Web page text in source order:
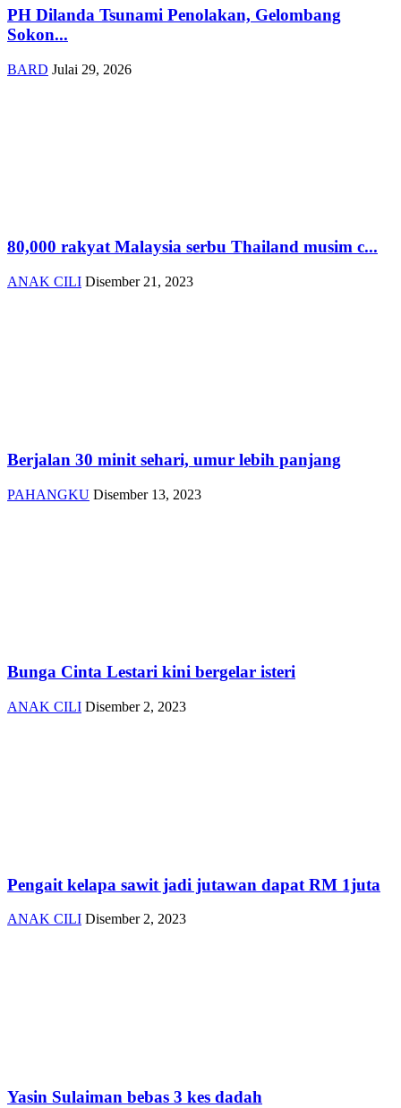
PH Dilanda Tsunami Penolakan, Gelombang
Sokon...
BARD Julai 29, 2026
80,000 rakyat Malaysia serbu Thailand musim c...
ANAK CILI Disember 21, 2023
Berjalan 30 minit sehari, umur lebih panjang
PAHANGKU Disember 13, 2023
Bunga Cinta Lestari kini bergelar isteri
ANAK CILI Disember 2, 2023
Pengait kelapa sawit jadi jutawan dapat RM 1juta
ANAK CILI Disember 2, 2023
Yasin Sulaiman bebas 3 kes dadah